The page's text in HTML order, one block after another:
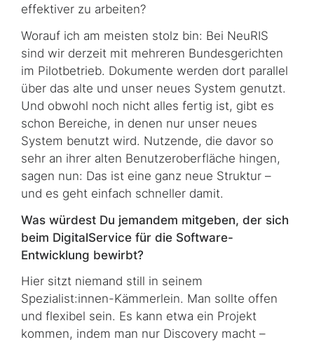
effektiver zu arbeiten?
Worauf ich am meisten stolz bin: Bei NeuRIS
sind wir derzeit mit mehreren Bun­des­ge­rich­ten
im Pilotbetrieb. Dokumente werden dort parallel
über das alte und unser neues Sys­tem genutzt.
Und obwohl noch nicht alles fertig ist, gibt es
schon Bereiche, in denen nur unser neues
System benutzt wird. Nutzende, die davor so
sehr an ihrer alten Be­nutz­er­oberfläche hingen,
sagen nun: Das ist eine ganz neue Struktur –
und es geht einfach schneller damit.
Was würdest Du jemandem mitgeben, der sich
beim DigitalService für die Software-
Entwicklung bewirbt?
Hier sitzt niemand still in seinem
Spezialist:innen-Kämmerlein. Man sollte offen
und flexibel sein. Es kann etwa ein Projekt
kommen, indem man nur Discovery macht –